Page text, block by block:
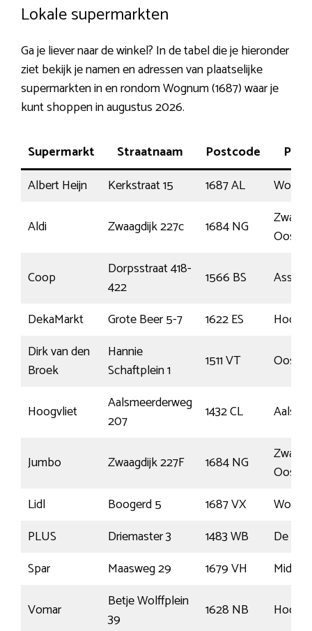
Lokale supermarkten
Ga je liever naar de winkel? In de tabel die je hieronder
ziet bekijk je namen en adressen van plaatselijke
supermarkten in en rondom Wognum (1687) waar je
kunt shoppen in augustus 2026.
Supermarkt Straatnaam Postcode
Albert Heijn
Kerkstraat 15 1687 AL
Aldi
Zwaagdijk 227c 1684 NG
Oost
Coop
Dorpsstraat 418-
422
1566 BS
DekaMarkt
Grote Beer 5-7 1622 ES
Hoorn
Dirk van den
Broek
Hannie
Schaftplein 1
1511 VT
Hoogvliet
Aalsmeerderweg
207
1432 CL
Jumbo Zwaagdijk 227F 1684 NG
Oost
Lidl
Boogerd 5 1687 VX
PLUS
Driemaster 3 1483 WB
De Rijp
Spar
Maasweg 29 1679 VH
Vomar
Betje Wolffplein
39
1628 NB Hoorn